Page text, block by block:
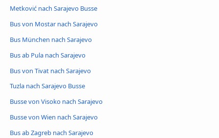
Metković nach Sarajevo Busse
Bus von Mostar nach Sarajevo
Bus München nach Sarajevo
Bus ab Pula nach Sarajevo
Bus von Tivat nach Sarajevo
Tuzla nach Sarajevo Busse
Busse von Visoko nach Sarajevo
Busse von Wien nach Sarajevo
Bus ab Zagreb nach Sarajevo